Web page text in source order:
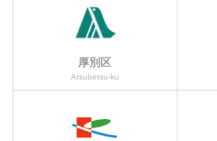
厚別区
Atsubetsu-ku